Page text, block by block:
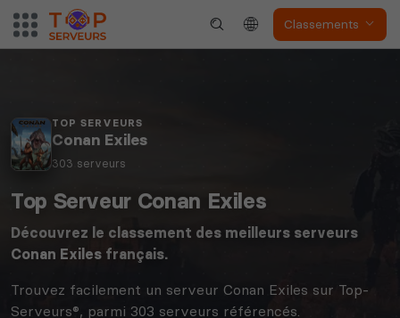
Classements
TOP SERVEURS
Conan Exiles
303 serveurs
Top Serveur Conan Exiles
Découvrez le classement des meilleurs serveurs
Conan Exiles français.
Trouvez facilement un serveur Conan Exiles sur Top-
Serveurs®, parmi 303 serveurs référencés.